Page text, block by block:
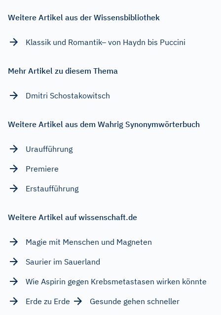
Weitere Artikel aus der Wissensbibliothek
Klassik und Romantik– von Haydn bis Puccini
Mehr Artikel zu diesem Thema
Dmitri Schostakowitsch
Weitere Artikel aus dem Wahrig Synonymwörterbuch
Uraufführung
Premiere
Erstaufführung
Weitere Artikel auf wissenschaft.de
Magie mit Menschen und Magneten
Saurier im Sauerland
Wie Aspirin gegen Krebsmetastasen wirken könnte
Erde zu Erde
Gesunde gehen schneller